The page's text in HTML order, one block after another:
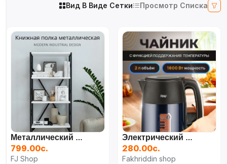
Вид В Виде Сетки Просмотр Списка
Металлический Книжный Шкаф Denk С 5 Полками, Картотека Для Офиса И Дом
799.00с.
FJ Shop
Электрический Чайник Raf R-7823
280.00с.
Fakhriddin shop